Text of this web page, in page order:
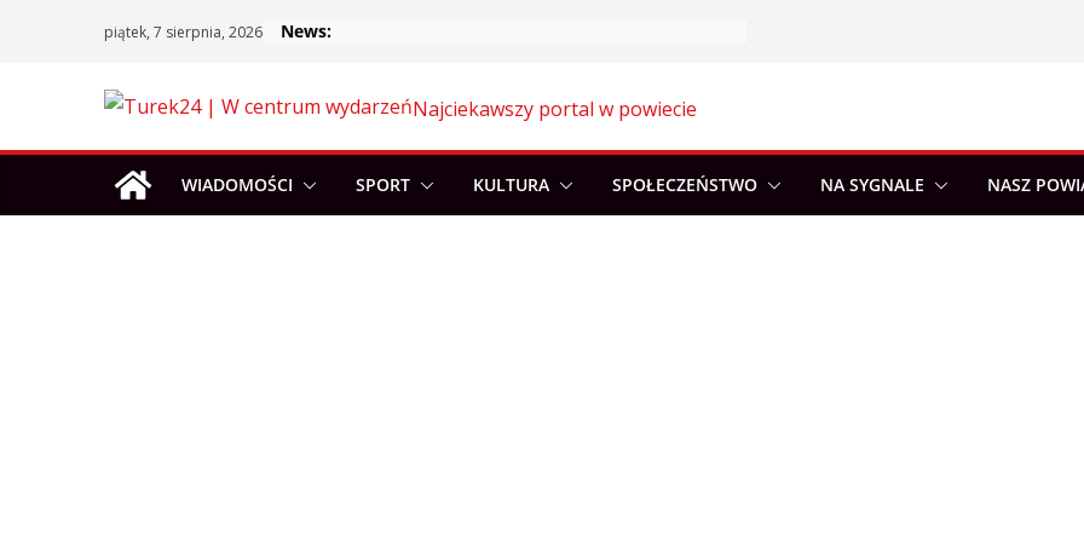
piątek, 7 sierpnia, 2026 News:
Najciekawszy portal w powiecie
WIADOMOŚCI SPORT KULTURA SPOŁECZEŃSTWO NA SYGNALE NASZ